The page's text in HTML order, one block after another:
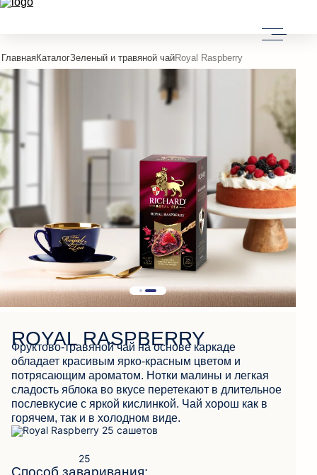
ГлавнаяКаталогЗеленый и травяной чайRoyal Raspberry
ROYAL RASPBERRY
Фруктово-травяной чай на основе каркаде
обладает красивым ярко-красным цветом и
потрясающим ароматом. Нотки малины и легкая
сладость яблока во вкусе перетекают в длительное
послевкусие с яркой кислинкой. Чай хорош как в
горячем, так и в холодном виде.
Способ заваривания:
ОБРАТНАЯ СВЯЗЬ